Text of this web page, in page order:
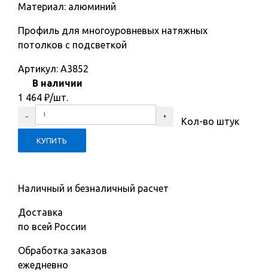
Материал: алюминий
Профиль для многоуровневых натяжных
потолков с подсветкой
Артикул: A3852
В наличии
1 464 ₽/шт.
Кол-во штук
Наличный и безналичный расчет
Доставка
по всей России
Обработка заказов
ежедневно